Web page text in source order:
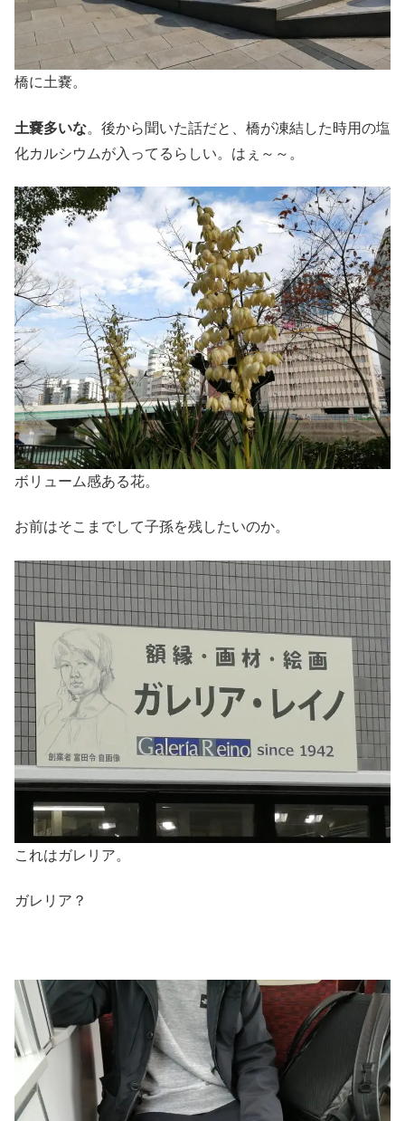
橋に土嚢。
土嚢多いな。後から聞いた話だと、橋が凍結した時用の塩
化カルシウムが入ってるらしい。はぇ～～。
ボリューム感ある花。
お前はそこまでして子孫を残したいのか。
これはガレリア。
ガレリア？